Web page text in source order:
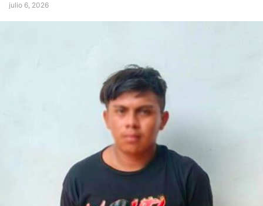
julio 6, 2026